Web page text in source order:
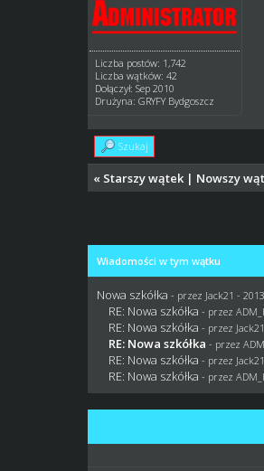
Liczba postów: 1,742
Liczba wątków: 42
Dołączył: Sep 2010
Drużyna: GRYFY Bydgoszcz
Szukaj
« Starszy wątek | Nowszy
Wiadomości w tym wątku
Nowa szkółka - przez Jack21 -
RE: Nowa szkółka - przez
RE: Nowa szkółka - przez Jack21
RE: Nowa szkółka - przez
RE: Nowa szkółka - przez Jack21
RE: Nowa szkółka - przez